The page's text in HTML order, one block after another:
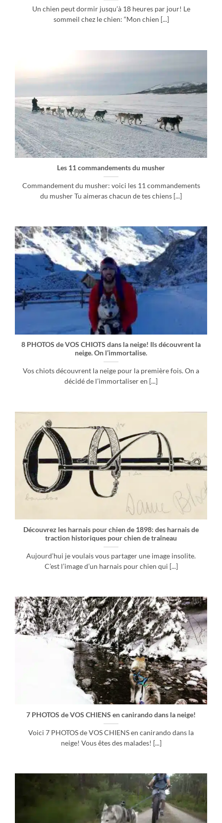
Un chien peut dormir jusqu’à 18 heures par jour! Le
sommeil chez le chien: “Mon chien [...]
Les 11 commandements du musher
Commandement du musher: voici les 11 commandements
du musher Tu aimeras chacun de tes chiens [...]
8 PHOTOS de VOS CHIOTS dans la neige! Ils découvrent la
neige. On l’immortalise.
Vos chiots découvrent la neige pour la première fois. On a
décidé de l’immortaliser en [...]
Découvrez les harnais pour chien de 1898: des harnais de
traction historiques pour chien de traîneau
Aujourd’hui je voulais vous partager une image insolite.
C’est l’image d’un harnais pour chien qui [...]
7 PHOTOS de VOS CHIENS en canirando dans la neige!
Voici 7 PHOTOS de VOS CHIENS en canirando dans la
neige! Vous êtes des malades! [...]